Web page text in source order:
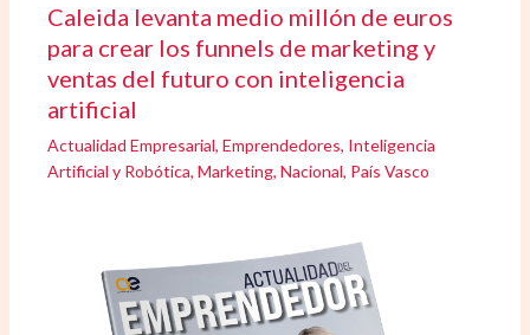
Caleida levanta medio millón de euros
para crear los funnels de marketing y
ventas del futuro con inteligencia
artificial
Actualidad Empresarial,Emprendedores, Inteligencia
Artificial y Robótica,Marketing,Nacional, País Vasco